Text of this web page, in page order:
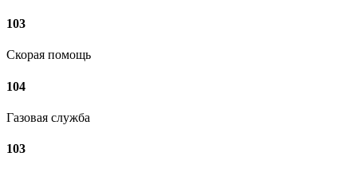
103
Скорая помощь
104
Газовая служба
103